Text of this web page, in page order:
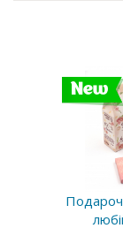
New